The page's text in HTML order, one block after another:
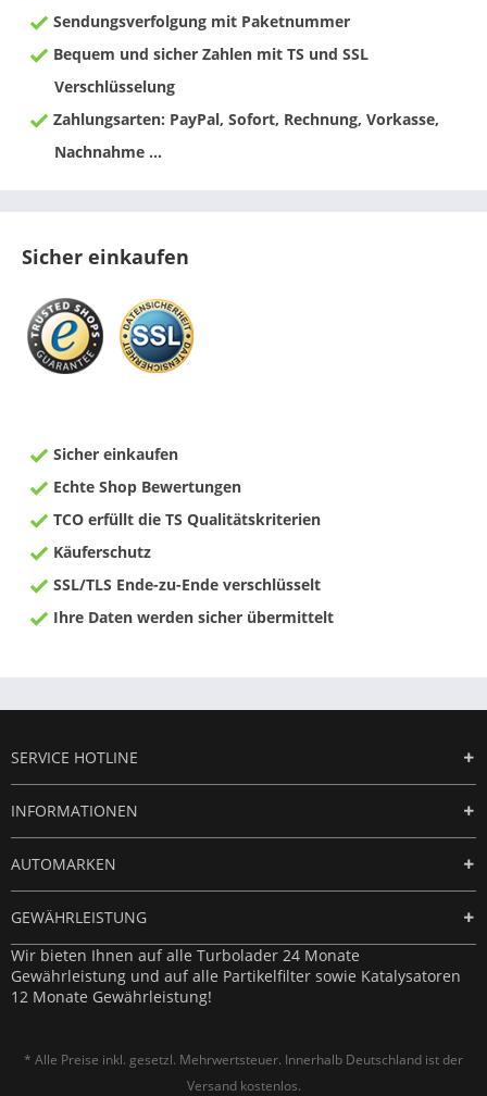
Sendungsverfolgung mit Paketnummer
Bequem und sicher Zahlen mit TS und SSL
Verschlüsselung
Zahlungsarten: PayPal, Sofort, Rechnung, Vorkasse,
Nachnahme ...
Sicher einkaufen
Sicher einkaufen
Echte Shop Bewertungen
TCO erfüllt die TS Qualitätskriterien
Käuferschutz
SSL/TLS Ende-zu-Ende verschlüsselt
Ihre Daten werden sicher übermittelt
SERVICE HOTLINE
INFORMATIONEN
AUTOMARKEN
GEWÄHRLEISTUNG
Wir bieten Ihnen auf alle Turbolader 24 Monate
Gewährleistung und auf alle Partikelfilter sowie Katalysatoren
12 Monate Gewährleistung!
* Alle Preise inkl. gesetzl. Mehrwertsteuer. Innerhalb Deutschland ist der
Versand kostenlos.